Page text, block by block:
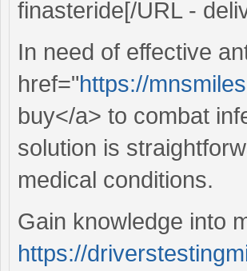
finasteride[/URL -
In need of effective
href="https://
buy</a> to combat
solution is
medical conditions.
Gain knowledge into
https://